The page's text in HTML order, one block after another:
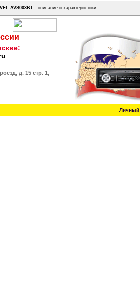
AVS003BT - описание и характеристики.
д. 15 стр. 1,
Личный